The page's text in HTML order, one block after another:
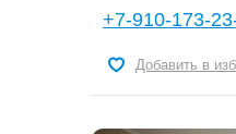
+7-910-173-
Добавить в